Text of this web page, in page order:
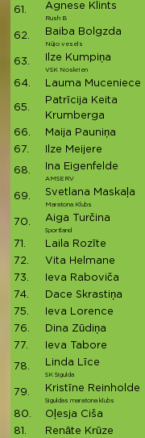
61. Agnese Klints
Rush B
62. Baiba Bolgzda
Nūjo vesels
63. Ilze Kumpiņa
VSK Noskrien
64. Lauma Muceniece
65.
Patrīcija Keita
Krumberga
66. Maija Pauniņa
67.
Ilze Meijere
68. Ina Eigenfelde
AMSERV
69. Svetlana Maskaļa
Maratona Klubs
70. Aiga Turčina
Sportland
71. Laila Rozīte
72.
Vita Helmane
73.
Ieva Raboviča
74.
Dace Skrastiņa
75.
Ieva Lorence
76.
Dina Zūdiņa
77.
Ieva Tabore
78. Linda Līce
SK Sigulda
79. Kristīne Reinholde
Siguldas maratona klubs
80. Oļesja Ciša
81.
Renāte Krūze